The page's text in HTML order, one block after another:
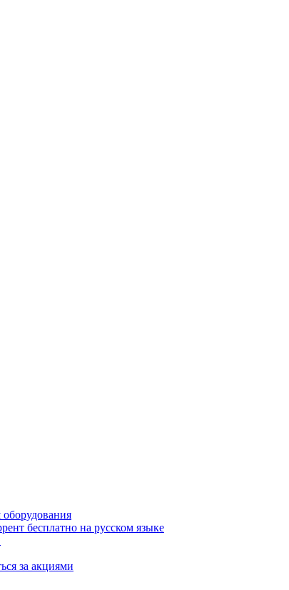
бесплатно на русском языке
за акциями